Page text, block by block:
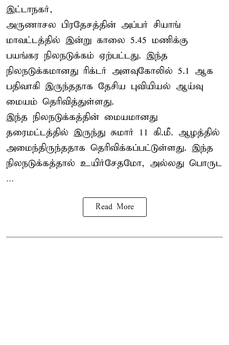
இட்டாநகர்,
அருணாசல பிரதேசத்தின் அப்பர் சியாங்
மாவட்டத்தில் இன்று காலை 5.45 மணிக்கு
பயங்கர நிலநடுக்கம் ஏற்பட்டது. இந்த
நிலநடுக்கமானது ரிக்டர் அளவுகோலில் 5.1 ஆக
பதிவாகி இருந்ததாக தேசிய புவியியல் ஆய்வு
மையம் தெரிவித்துள்ளது.
இந்த நிலநடுக்கத்தின் மையமானது
தரைமட்டத்தில் இருந்து சுமார் 11 கி.மீ. ஆழத்தில்
அமைந்திருந்ததாக தெரிவிக்கப்பட்டுள்ளது. இந்த
நிலநடுக்கத்தால் உயிர்சேதமோ, அல்லது பொருட
...
Read More